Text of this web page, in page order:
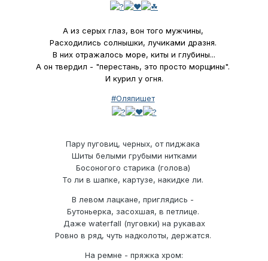
А из серых глаз, вон того мужчины,
Расходились солнышки, лучиками дразня.
В них отражалось море, киты и глубины...
А он твердил - "перестань, это просто морщины".
И курил у огня.
#Оляпишет
Пару пуговиц, черных, от пиджака
Шиты белыми грубыми нитками
Босоногого старика (голова)
То ли в шапке, картузе, накидке ли.
В левом лацкане, приглядись -
Бутоньерка, засохшая, в петлице.
Даже waterfall (пуговки) на рукавах
Ровно в ряд, чуть надколоты, держатся.
На ремне - пряжка хром: